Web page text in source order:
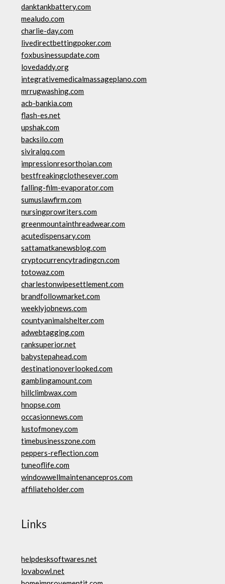
danktankbattery.com
mealudo.com
charlie-day.com
livedirectbettingpoker.com
foxbusinessupdate.com
lovedaddy.org
integrativemedicalmassageplano.com
mrrugwashing.com
acb-bankia.com
flash-es.net
upshak.com
backsilo.com
siviralqq.com
impressionresorthoian.com
bestfreakingclothesever.com
falling-film-evaporator.com
sumuslawfirm.com
nursingprowriters.com
greenmountainthreadwear.com
acutedispensary.com
sattamatkanewsblog.com
cryptocurrencytradingcn.com
totowaz.com
charlestonwipesettlement.com
brandfollowmarket.com
weeklyjobnews.com
countyanimalshelter.com
adwebtagging.com
ranksuperior.net
babystepahead.com
destinationoverlooked.com
gamblingamount.com
hillclimbwax.com
hnopse.com
occasionnews.com
lustofmoney.com
timebusinesszone.com
peppers-reflection.com
tuneoflife.com
windowwellmaintenancepros.com
affiliateholder.com
Links
helpdesksoftwares.net
lovabowl.net